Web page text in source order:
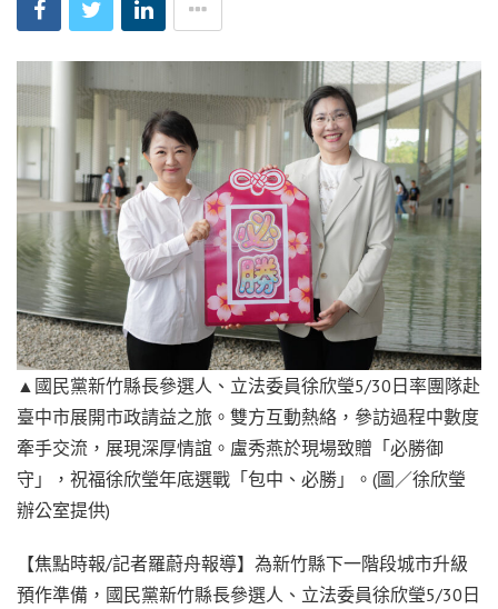
▲國民黨新竹縣長參選人、立法委員徐欣瑩5/30日率團隊赴
臺中市展開市政請益之旅。雙方互動熱絡，參訪過程中數度
牽手交流，展現深厚情誼。盧秀燕於現場致贈「必勝御
守」，祝福徐欣瑩年底選戰「包中、必勝」。(圖／徐欣瑩
辦公室提供)
【焦點時報/記者羅蔚舟報導】為新竹縣下一階段城市升級
預作準備，國民黨新竹縣長參選人、立法委員徐欣瑩5/30日